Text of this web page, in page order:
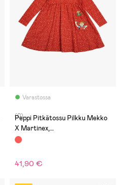
Varastossa
(0)
Peppi Pitkätossu Pilkku Mekko
X Martinex,
Punainen/Vaaleanpunainen
41,90 €